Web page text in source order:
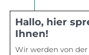
Hallo, hier
Ihnen!
Wir werden von